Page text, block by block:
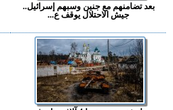
بعد تضامنهم مع جنين وسبهم إسرائيل..
جيش الاحتلال يوقف ع...